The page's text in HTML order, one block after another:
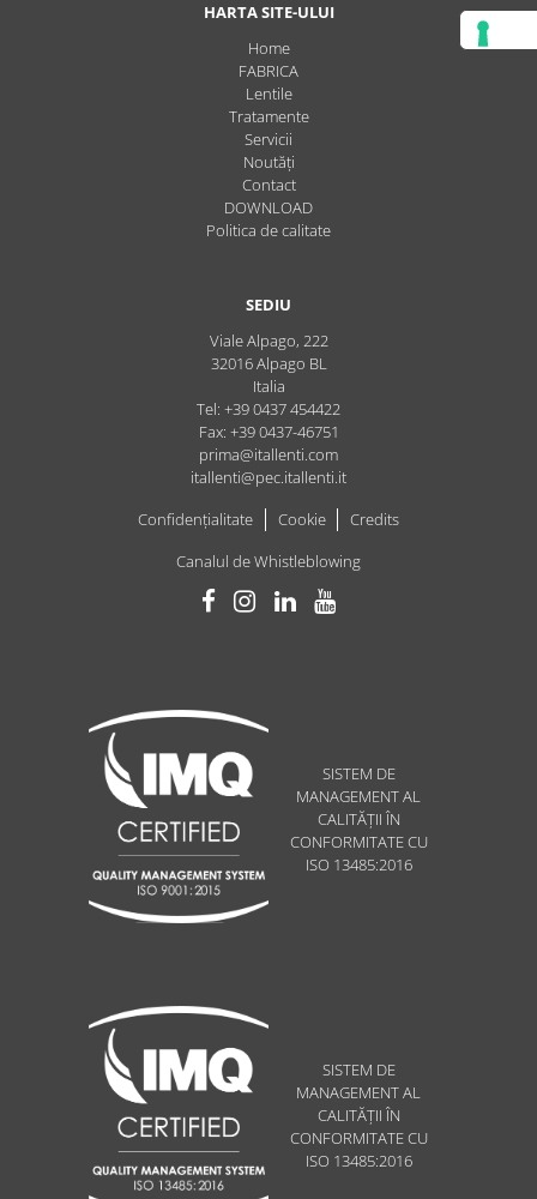
HARTA SITE-ULUI
Home
FABRICA
Lentile
Tratamente
Servicii
Noutăți
Contact
DOWNLOAD
Politica de calitate
SEDIU
Viale Alpago, 222
32016Alpago BL
Italia
Tel: +39 0437 454422
Fax: +39 0437-46751
prima@itallenti.com
itallenti@pec.itallenti.it
Confidențialitate
Cookie
Credits
Canalul de Whistleblowing
SISTEM DE
MANAGEMENT AL
CALITĂȚII ÎN
CONFORMITATE CU
ISO 13485:2016
SISTEM DE
MANAGEMENT AL
CALITĂȚII ÎN
CONFORMITATE CU
ISO 13485:2016